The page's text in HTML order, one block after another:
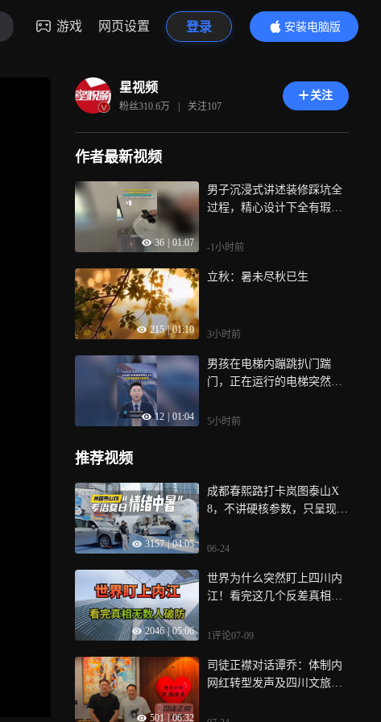
游戏 网页设置 登录
安装电脑版
内容更精彩
星视频
粉丝310.6万 | 关注107
关注
作者最新视频
36 01:07
男子沉浸式讲述装修踩坑全
过程，精心设计下全有瑕
-1小时前
215 | 01:10
立秋：暑未尽秋已生
3小时前
12 01:04
男孩在电梯内蹦跳扒门踹
门，正在运行的电梯突然停
5小时前
推荐视频
3157 | 04:05
成都春熙路打卡岚图泰山X
8，不讲硬核参数，只呈现大
06-24
2046 | 05:06
世界为什么突然盯上四川内
江！看完这几个反差真相，
1评论07-09
501 | 06:32
司徒正襟对话谭乔：体制内
网红转型发声及四川文旅宣